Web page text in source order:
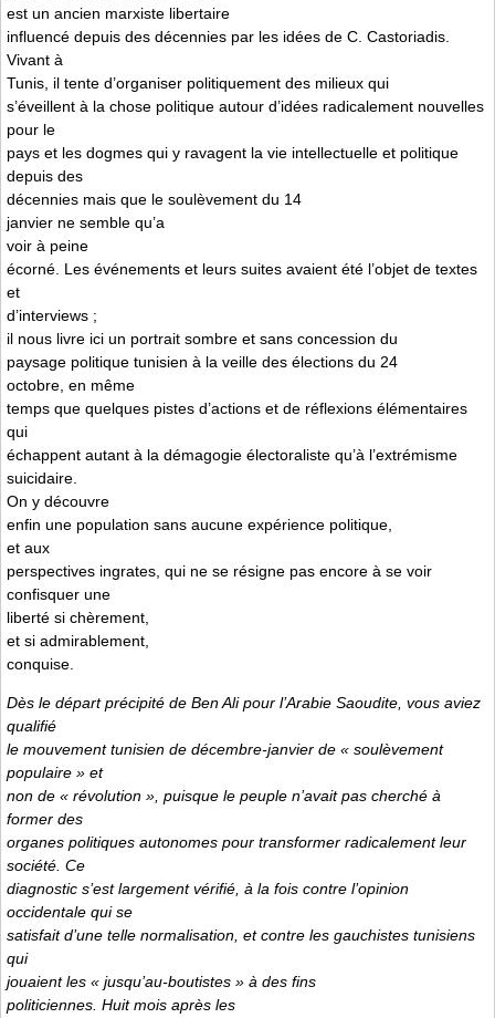
est un ancien marxiste libertaire
influencé depuis des décennies par les idées de C. Castoriadis.
Vivant à
Tunis, il tente d’organiser politiquement des milieux qui
s’éveillent à la chose politique autour d’idées radicalement nouvelles
pour le
pays et les dogmes qui y ravagent la vie intellectuelle et politique
depuis des
décennies mais que le soulèvement du 14
janvier ne semble qu’a
voir à peine
écorné. Les événements et leurs suites avaient été l’objet de textes
et
d’interviews ;
il nous livre ici un portrait sombre et sans concession du
paysage politique tunisien à la veille des élections du 24
octobre, en même
temps que quelques pistes d’actions et de réflexions élémentaires
qui
échappent autant à la démagogie électoraliste qu’à l’extrémisme
suicidaire.
On y découvre
enfin une population sans aucune expérience politique,
et aux
perspectives ingrates, qui ne se résigne pas encore à se voir
confisquer une
liberté si chèrement,
et si admirablement,
conquise.
Dès le départ précipité de Ben Ali pour l’Arabie Saoudite, vous aviez
qualifié
le mouvement tunisien de décembre-janvier de « soulèvement
populaire » et
non de « révolution », puisque le peuple n’avait pas cherché à
former des
organes politiques autonomes pour transformer radicalement leur
société. Ce
diagnostic s’est largement vérifié, à la fois contre l’opinion
occidentale qui se
satisfait d’une telle normalisation, et contre les gauchistes tunisiens
qui
jouaient les « jusqu’au-boutistes » à des fins
politiciennes. Huit mois après les